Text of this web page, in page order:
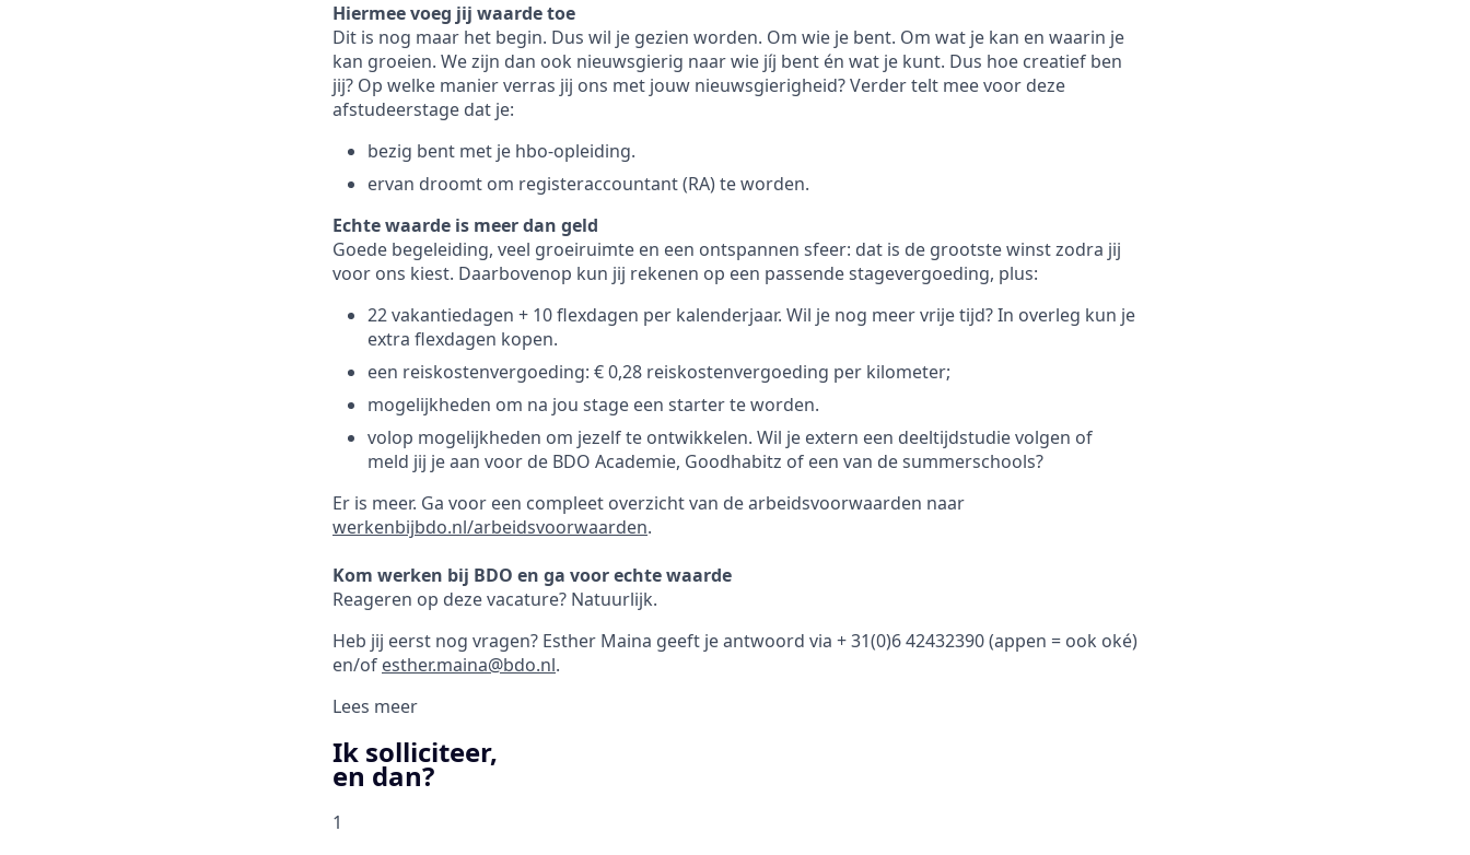
Hiermee voeg jij waarde toe
Dit is nog maar het begin. Dus wil je gezien worden. Om wie je bent. Om wat je kan en waarin je
kan groeien. We zijn dan ook nieuwsgierig naar wie jíj bent én wat je kunt. Dus hoe creatief ben
jij? Op welke manier verras jij ons met jouw nieuwsgierigheid? Verder telt mee voor deze
afstudeerstage dat je:
bezig bent met je hbo-opleiding.
ervan droomt om registeraccountant (RA) te worden.
Echte waarde is meer dan geld
Goede begeleiding, veel groeiruimte en een ontspannen sfeer: dat is de grootste winst zodra jij
voor ons kiest. Daarbovenop kun jij rekenen op een passende stagevergoeding, plus:
22 vakantiedagen + 10 flexdagen per kalenderjaar. Wil je nog meer vrije tijd? In overleg kun je
extra flexdagen kopen.
een reiskostenvergoeding: € 0,28 reiskostenvergoeding per kilometer;
mogelijkheden om na jou stage een starter te worden.
volop mogelijkheden om jezelf te ontwikkelen. Wil je extern een deeltijdstudie volgen of
meld jij je aan voor de BDO Academie, Goodhabitz of een van de summerschools?
Er is meer. Ga voor een compleet overzicht van de arbeidsvoorwaarden naar
werkenbijbdo.nl/arbeidsvoorwaarden.
Kom werken bij BDO en ga voor echte waarde
Reageren op deze vacature? Natuurlijk.
Heb jij eerst nog vragen? Esther Maina geeft je antwoord via + 31(0)6 42432390 (appen = ook oké)
en/of esther.maina@bdo.nl.
Lees meer
Ik solliciteer,
en dan?
1